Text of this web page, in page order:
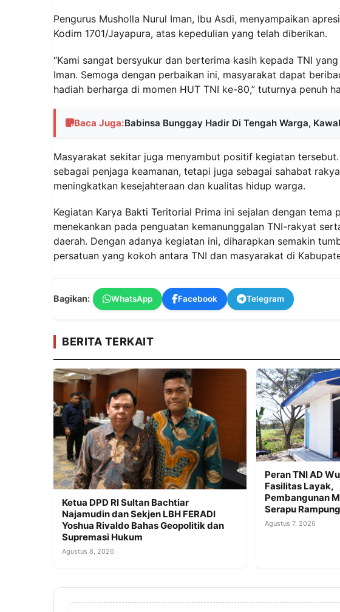
Pengurus Musholla Nurul Iman, Ibu Asdi, menyampaikan
Kodim 1701/Jayapura, atas kepedulian yang telah diberikan.
“Kami sangat bersyukur dan berterima kasih kepada TNI
Iman. Semoga dengan perbaikan ini, masyarakat dapat
hadiah berharga di momen HUT TNI ke-80,” tuturnya penuh
Baca Juga:Babinsa Bunggay Hadir Di Tengah Warga,
Masyarakat sekitar juga menyambut positif kegiatan
sebagai penjaga keamanan, tetapi juga sebagai sahabat
meningkatkan kesejahteraan dan kualitas hidup warga.
Kegiatan Karya Bakti Teritorial Prima ini sejalan dengan
menekankan pada penguatan kemanunggalan TNI-rakyat
daerah. Dengan adanya kegiatan ini, diharapkan semakin
persatuan yang kokoh antara TNI dan masyarakat di
Bagikan: WhatsApp Facebook Telegram
BERITA TERKAIT
Ketua DPD RI Sultan Bachtiar
Najamudin dan Sekjen LBH FERADI
Yoshua Rivaldo Bahas Geopolitik dan
Supremasi Hukum
Agustus 8, 2026
Peran TNI AD
Fasilitas Layak,
Pembangunan
Serapu
Agustus 7, 2026